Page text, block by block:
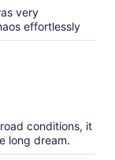
very
effortlessly
conditions, it
long dream.